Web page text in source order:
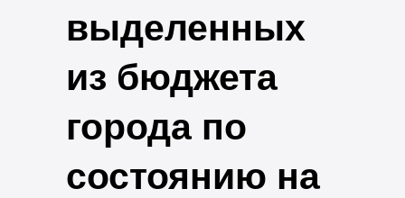
выделенных
из бюджета
города по
состоянию на